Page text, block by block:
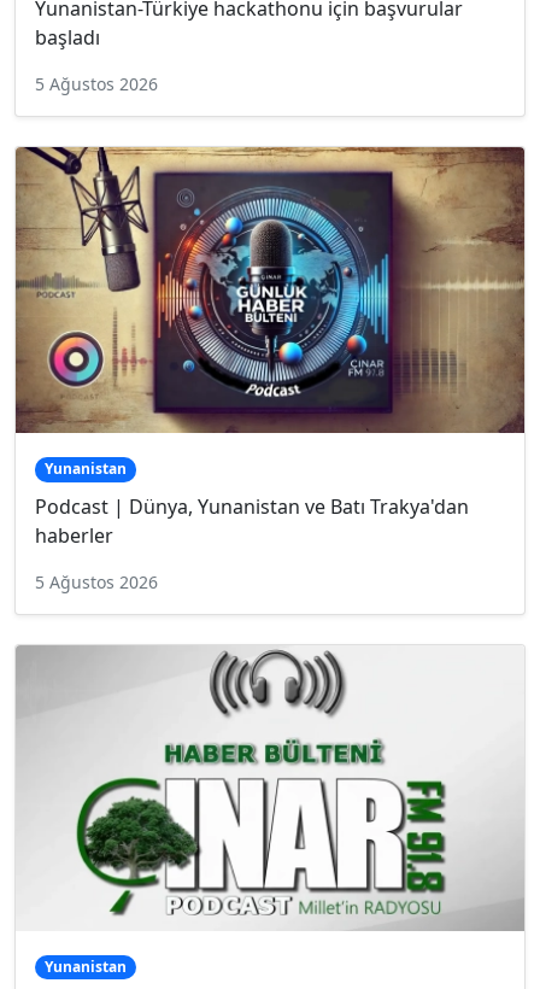
Yunanistan-Türkiye hackathonu için başvurular
başladı
5 Ağustos 2026
Yunanistan
Podcast | Dünya, Yunanistan ve Batı Trakya'dan
haberler
5 Ağustos 2026
Yunanistan